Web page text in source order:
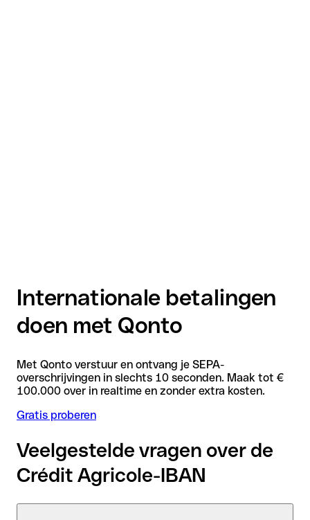
Internationale betalingen
doen met Qonto
Met Qonto verstuur en ontvang je SEPA-
overschrijvingen in slechts 10 seconden. Maak tot €
100.000 over in realtime en zonder extra kosten.
Gratis proberen
Veelgestelde vragen over de
Crédit Agricole-IBAN